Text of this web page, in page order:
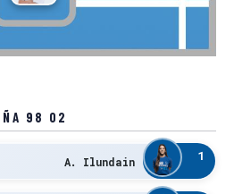
98 02
A. Ilundain 1